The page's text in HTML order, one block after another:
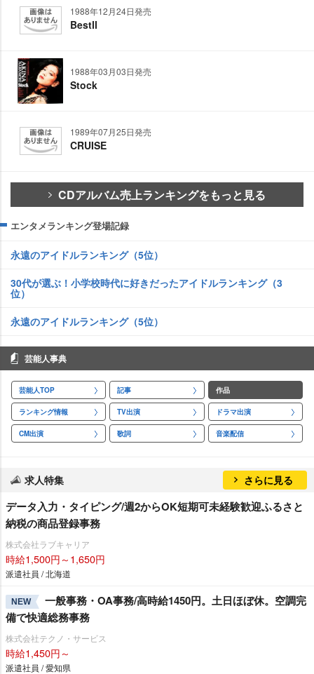
1988年12月24日発売
BestⅡ
1988年03月03日発売
Stock
1989年07月25日発売
CRUISE
CDアルバム売上ランキングをもっと見る
エンタメランキング登場記録
永遠のアイドルランキング（5位）
30代が選ぶ！小学校時代に好きだったアイドルランキング（3
位）
永遠のアイドルランキング（5位）
芸能人事典
芸能人TOP 記事 作品
ランキング情報 TV出演 ドラマ出演
CM出演 歌詞 音楽配信
求人特集 さらに見る
データ入力・タイピング/週2からOK短期可未経験歓迎ふるさと
納税の商品登録事務
株式会社ラブキャリア
時給1,500円～1,650円
派遣社員 / 北海道
NEW
一般事務・OA事務/高時給1450円。土日ほぼ休。空調完
備で快適総務事務
株式会社テクノ・サービス
時給1,450円～
派遣社員 / 愛知県